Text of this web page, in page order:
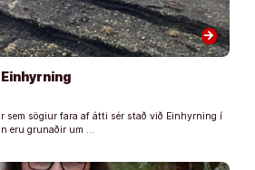
arrow_forward
sem sögiur fara af átti sér stað við Einhyrning í
eru grunaðir um …